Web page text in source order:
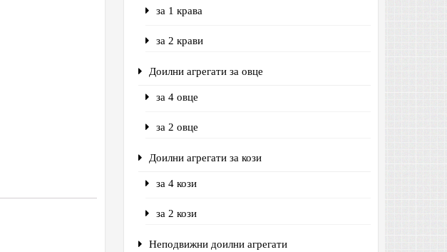
за 1 крава
за 2 крави
Доилни агрегати за овце
за 4 овце
за 2 овце
Доилни агрегати за кози
за 4 кози
за 2 кози
Неподвижни доилни агрегати